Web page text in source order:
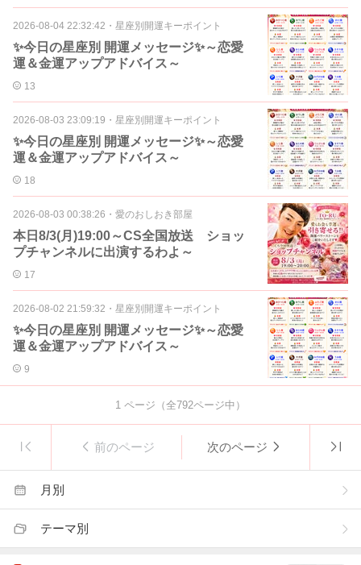
2026-08-04 22:32:42 ・ 星座別開運キーポイント
✨今日の星座別 開運メッセージ✨～恋愛
運＆金運アップアドバイス～
13
2026-08-03 23:09:19 ・ 星座別開運キーポイント
✨今日の星座別 開運メッセージ✨～恋愛
運＆金運アップアドバイス～
18
2026-08-03 00:38:26 ・ 愛のおしおき部屋
本日8/3(月)19:00～CS全国放送 ショッ
プチャンネルに出演するわよ～
17
2026-08-02 21:59:32 ・ 星座別開運キーポイント
✨今日の星座別 開運メッセージ✨～恋愛
運＆金運アップアドバイス～
9
1 ページ（全792ページ中）
前のページ 次のページ
月別
テーマ別